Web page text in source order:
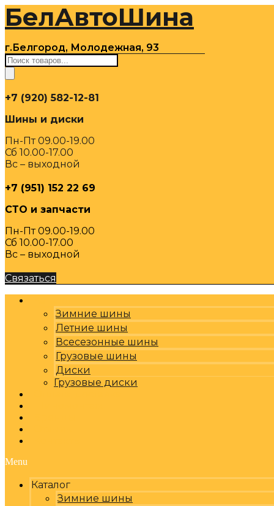
Перейти
содержимому
БелАвтоШина
г.Белгород, Молодежная, 93
Поиск
товаров
+7 (920) 582-12-81
Шины и диски
Пн-Пт 09.00-19.00
Сб 10.00-17.00
Вс – выходной
+7 (951) 152 22 69
СТО и запчасти
Пн-Пт 09.00-19.00
Сб 10.00-17.00
Вс – выходной
Связаться
Зимние шины
Летние шины
Всесезонные шины
Грузовые шины
Диски
Грузовые диски
Menu
Каталог
Зимние шины